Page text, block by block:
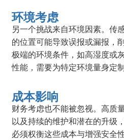
环境考虑
另一个挑战来自环境因素。传
的位置可能导致误报或漏报，
极端的环境条件，如高湿度或
性能，需要为特定环境量身定
成本影响
财务考虑也不能被忽视。高质
以及持续的维护和潜在的升级
必须权衡这些成本与增强安全